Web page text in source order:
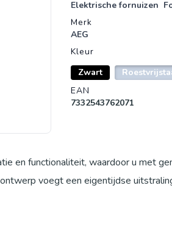
Elektrische fornuizen
Merk
AEG
Kleur
Zwart
EAN
7332543762071
en functionaliteit, waardoor u met
voegt een eigentijdse